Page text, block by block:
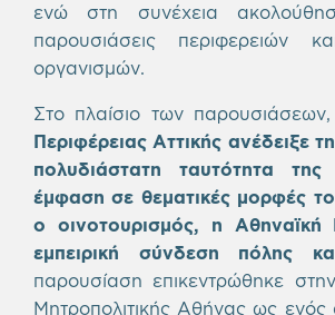
ενώ στη συνέχεια
παρουσιάσεις περιφερειών
οργανισμών.
Στο πλαίσιο των
Περιφέρειας Αττικής ανέδειξε
πολυδιάστατη ταυτότητα
έμφαση σε θεματικές μορφές
ο οινοτουρισμός, η Αθηναϊκή
εμπειρική σύνδεση πόλης
παρουσίαση επικεντρώθηκε
Μητροπολιτικής Αθήνας ως ενός